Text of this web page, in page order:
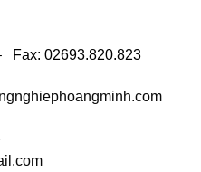
02693.820.823